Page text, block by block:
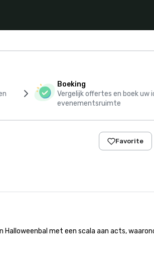
Boeking
Vergelijk offertes en boek uw
evenementsruimte
Favorite
met een scala aan acts,